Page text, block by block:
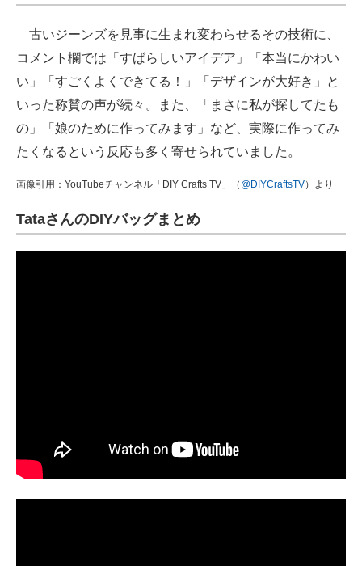
古いジーンズを見事に生まれ変わらせるその技術に、
コメント欄では「すばらしいアイデア」「本当にかわい
い」「すごくよくできてる！」「デザインが大好き」と
いった称賛の声が続々。また、「まさに私が探してたも
の」「娘のために作ってみます」など、実際に作ってみ
たくなるという反応も多く寄せられていました。
画像引用：YouTubeチャンネル「DIY Crafts TV」（ @DIYCraftsTV）より
TataさんのDIYバッグまとめ